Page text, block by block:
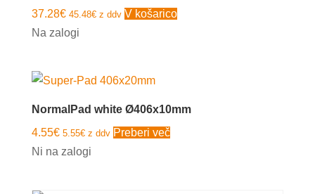
37.28€ 45.48€z ddv V košarico
Na zalogi
NormalPad white Ø406x10mm
4.55€ 5.55€z ddv Preberi več
Ni na zalogi